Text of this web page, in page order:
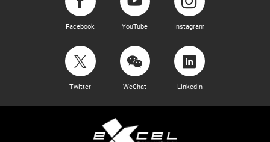
Facebook YouTube Instagram
Twitter WeChat LinkedIn